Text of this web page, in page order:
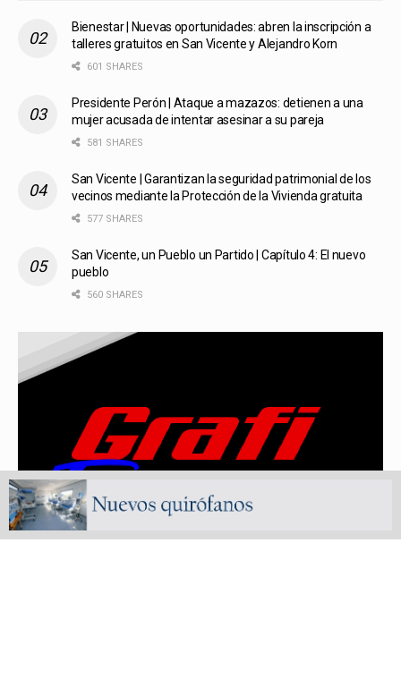
Bienestar | Nuevas oportunidades: abren la inscripción a
talleres gratuitos en San Vicente y Alejandro Korn
601 SHARES
Presidente Perón | Ataque a mazazos: detienen a una
mujer acusada de intentar asesinar a su pareja
581 SHARES
San Vicente | Garantizan la seguridad patrimonial de los
vecinos mediante la Protección de la Vivienda gratuita
577 SHARES
San Vicente, un Pueblo un Partido | Capítulo 4: El nuevo
pueblo
560 SHARES